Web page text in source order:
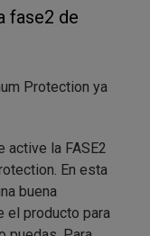
fórmula
Protection Clean
Protection
y cuida de
Protection
con un toque
fase2 de
Protection ya
active la FASE2
En esta
buena
el producto para